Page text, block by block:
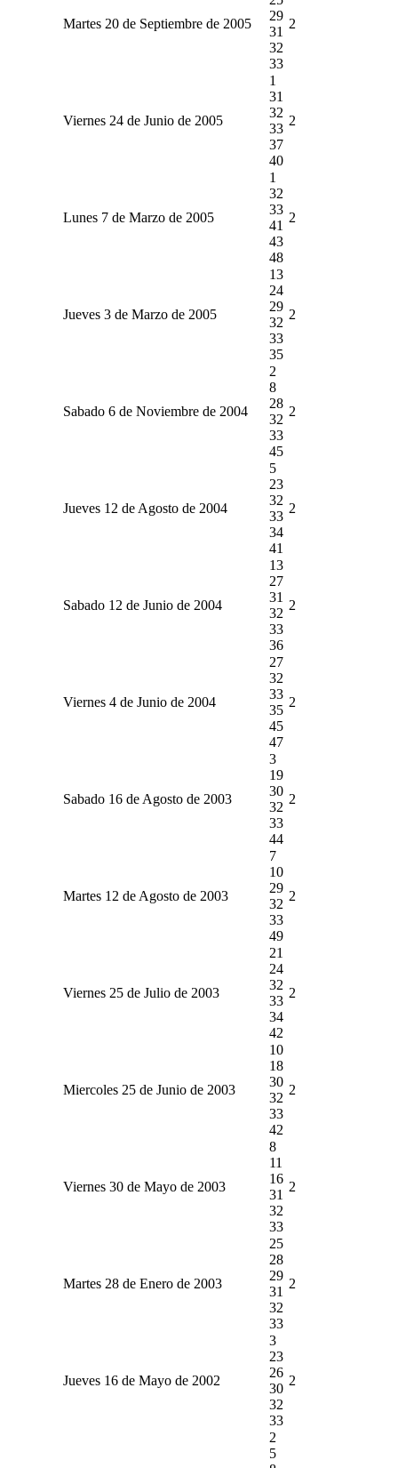
Martes 20 de Septiembre de 2005
29
31
32
33
2
Viernes 24 de Junio de 2005
1
31
32
33
37
40
2
Lunes 7 de Marzo de 2005
1
32
33
41
43
48
2
Jueves 3 de Marzo de 2005
13
24
29
32
33
35
2
Sabado 6 de Noviembre de 2004
2
8
28
32
33
45
2
Jueves 12 de Agosto de 2004
5
23
32
33
34
41
2
Sabado 12 de Junio de 2004
13
27
31
32
33
36
2
Viernes 4 de Junio de 2004
27
32
33
35
45
47
2
Sabado 16 de Agosto de 2003
3
19
30
32
33
44
2
Martes 12 de Agosto de 2003
7
10
29
32
33
49
2
Viernes 25 de Julio de 2003
21
24
32
33
34
42
2
Miercoles 25 de Junio de 2003
10
18
30
32
33
42
2
Viernes 30 de Mayo de 2003
8
11
16
31
32
33
2
Martes 28 de Enero de 2003
25
28
29
31
32
33
2
Jueves 16 de Mayo de 2002
3
23
26
30
32
33
2
2
5